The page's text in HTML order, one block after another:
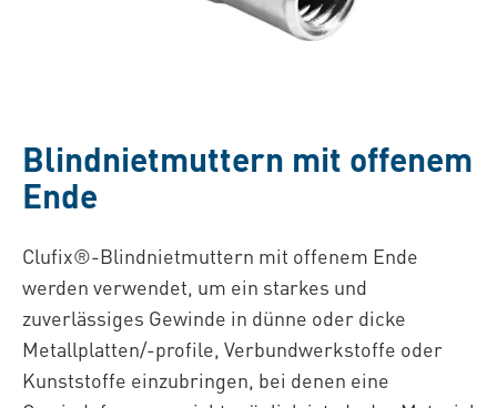
Blindnietmuttern mit offenem
Ende
Clufix®-Blindnietmuttern mit offenem Ende
werden verwendet, um ein starkes und
zuverlässiges Gewinde in dünne oder dicke
Metallplatten/-profile, Verbundwerkstoffe oder
Kunststoffe einzubringen, bei denen eine